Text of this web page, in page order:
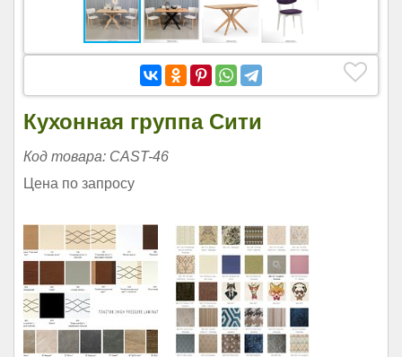
Кухонная группа Сити
Код товара: CAST-46
Цена по запросу